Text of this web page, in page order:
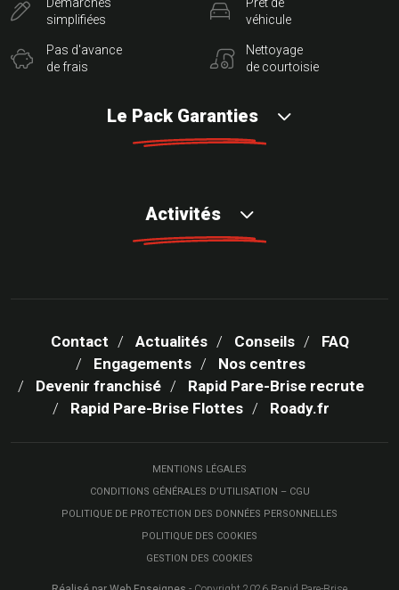
simplifiées
Pas d'avance
de frais
véhicule
Nettoyage
de courtoisie
Le Pack Garanties
Activités
Contact Actualités Conseils
FAQ
Engagements
Nos centres
Devenir franchisé
Rapid Pare-Brise recrute
Rapid Pare-Brise Flottes
Roady.fr
MENTIONS LÉGALES
CONDITIONS GÉNÉRALES D’UTILISATION – CGU
POLITIQUE DE PROTECTION DES DONNÉES PERSONNELLES
POLITIQUE DES COOKIES
GESTION DES COOKIES